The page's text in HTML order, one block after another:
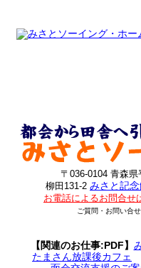
〒036-0104 青森
柳田131-2 みさと記
お電話によるお問合せ
ご質問・お問い合
【関連のお仕事:PDF】
たまさん放課後カフェ